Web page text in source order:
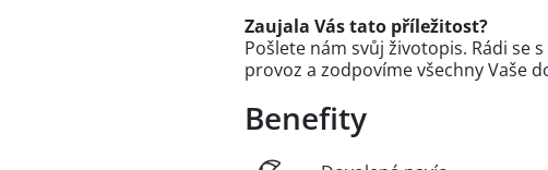
Zaujala Vás tato příležitost?
Pošlete nám svůj životopis. Rádi se
provoz a zodpovíme všechny Vaše
Benefity